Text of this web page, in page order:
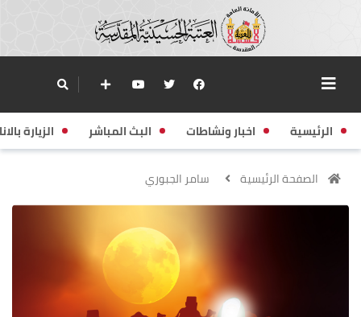
الرئيسية اخبار ونشاطات البث المباشر الزيارة
الصفحة الرئيسية سامر الجبوري